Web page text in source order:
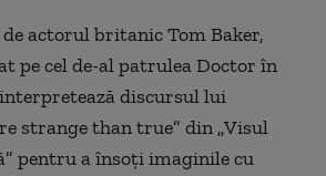
actorul britanic Tom Baker,
pe cel de-al patrulea Doctor în
interpretează discursul lui
strange than true” din „Visul
pentru a însoţi imaginile cu